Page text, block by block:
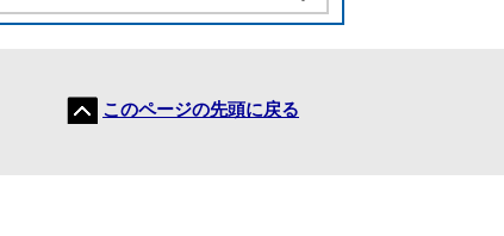
このページの先頭に戻る